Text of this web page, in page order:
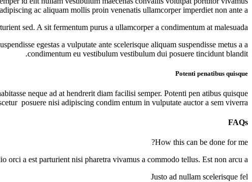
ac aliquam mollis proin venenatis ullamcorper imperdiet non ante a.
sed. A sit fermentum purus a ullamcorper a condimentum at malesuada.
egestas a vulputate ante scelerisque aliquam suspendisse metus a a
condimentum eu vestibulum vestibulum dui posuere tincidunt blandit.
Potenti penatibus quisque
neque ad at hendrerit diam facilisi semper. Potenti pen atibus quisque
posuere nisi adipiscing condim entum in vulputate auctor a sem viverra.
FAQs
How this can be done for me?
orci a est parturient nisi pharetra vivamus a commodo tellus. Est non arcu a.
Justo ad nullam scelerisque fel